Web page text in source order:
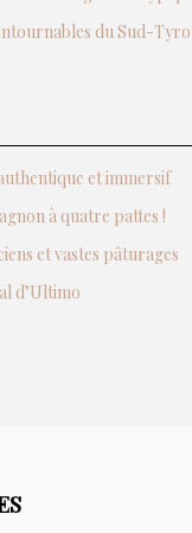
du Sud-
et immersif
à quatre pattes !
et vastes pâturages
d’Ultimo